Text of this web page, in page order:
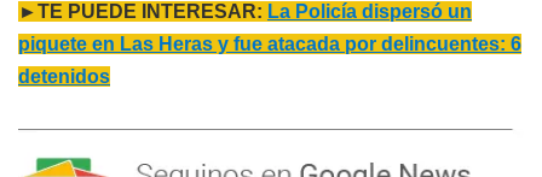
►TE PUEDE INTERESAR: La Policía dispersó un
piquete en Las Heras y fue atacada por delincuentes: 6
detenidos